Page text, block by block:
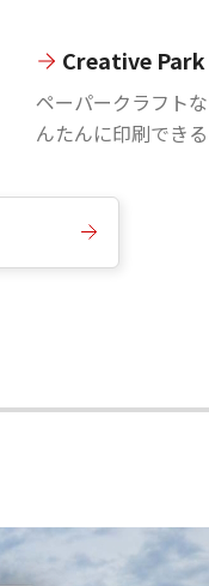
Creative Park
ペーパークラフト
んたんに印刷できる